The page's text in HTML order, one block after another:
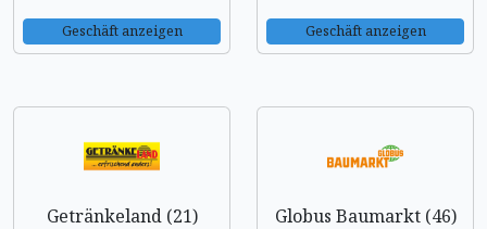
Geschäft anzeigen Geschäft anzeigen
Getränkeland (21) Globus Baumarkt (46)